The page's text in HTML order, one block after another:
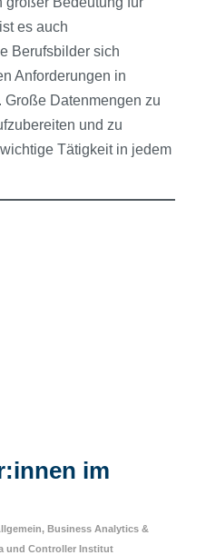
es auch
Berufsbilder sich
Anforderungen in
Datenmengen zu
und zu
Tätigkeit in jedem
im
, Business Analytics &
und Controller Institut